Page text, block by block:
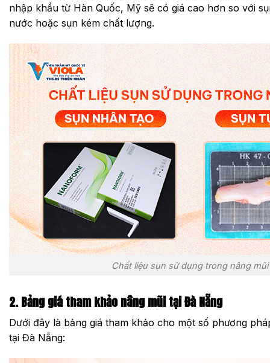
nhập khẩu từ Hàn Quốc, Mỹ sẽ có giá cao hơn so với
nước hoặc sụn kém chất lượng.
Chất liệu sụn sử dụng trong nâng mũi
2. Bảng giá tham khảo nâng mũi tại Đà Nẵng
Dưới đây là bảng giá tham khảo cho một số phương
tại Đà Nẵng: